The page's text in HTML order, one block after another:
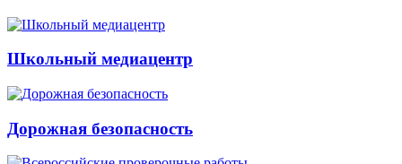
Школьный медиацентр
Дорожная безопасность